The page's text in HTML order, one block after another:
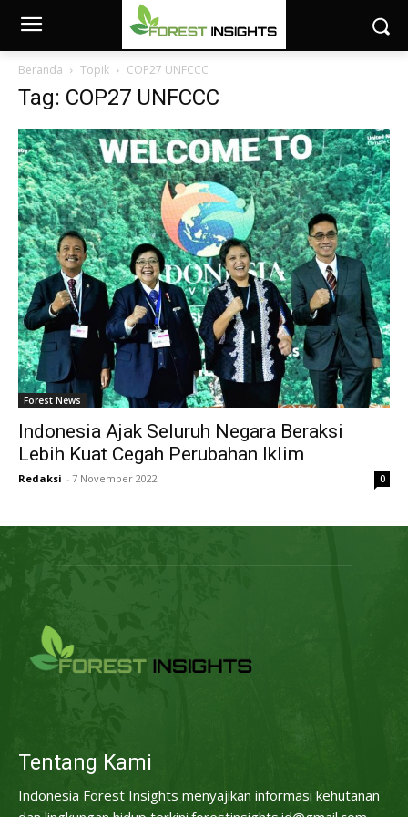
Beranda Topik COP27 UNFCCC
Tag: COP27 UNFCCC
Forest News
Indonesia Ajak Seluruh Negara Beraksi
Lebih Kuat Cegah Perubahan Iklim
Redaksi - 7 November 2022 0
Tentang Kami
Indonesia Forest Insights menyajikan informasi kehutanan